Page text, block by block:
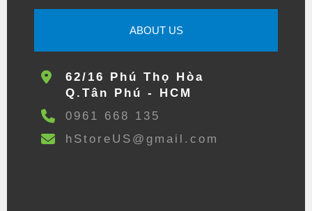
ABOUT US
62/16 Phú Thọ Hòa
Q.Tân Phú - HCM
0961 668 135
hStoreUS@gmail.com